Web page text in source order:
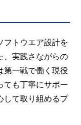
フトウエア設計を
、実践さながらの
第一戦で働く現役
ても丁寧にサポー
して取り組めるプ